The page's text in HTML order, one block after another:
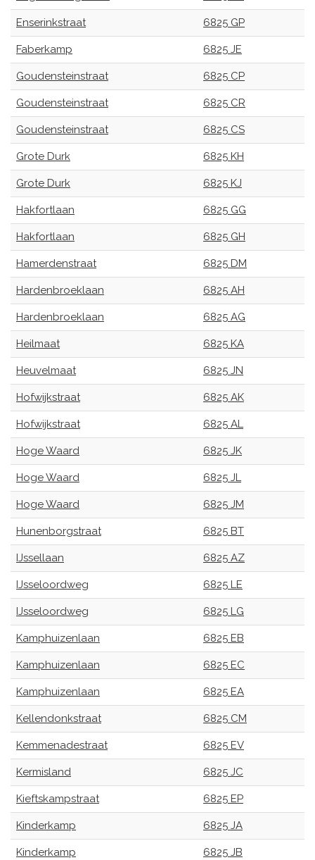
Enserinkstraat 6825 GP
Faberkamp 6825 JE
Goudensteinstraat 6825 CP
Goudensteinstraat 6825 CR
Goudensteinstraat 6825 CS
Grote Durk 6825 KH
Grote Durk 6825 KJ
Hakfortlaan 6825 GG
Hakfortlaan 6825 GH
Hamerdenstraat 6825 DM
Hardenbroeklaan 6825 AH
Hardenbroeklaan 6825 AG
Heilmaat 6825 KA
Heuvelmaat 6825 JN
Hofwijkstraat 6825 AK
Hofwijkstraat 6825 AL
Hoge Waard 6825 JK
Hoge Waard 6825 JL
Hoge Waard 6825 JM
Hunenborgstraat 6825 BT
IJssellaan 6825 AZ
IJsseloordweg 6825 LE
IJsseloordweg 6825 LG
Kamphuizenlaan 6825 EB
Kamphuizenlaan 6825 EC
Kamphuizenlaan 6825 EA
Kellendonkstraat 6825 CM
Kemmenadestraat 6825 EV
Kermisland 6825 JC
Kieftskampstraat 6825 EP
Kinderkamp 6825 JA
Kinderkamp 6825 JB